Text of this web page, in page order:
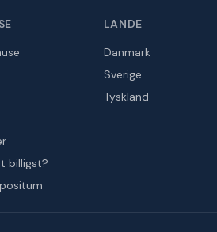
billigst?
LANDE
Danmark
Sverige
Tyskland